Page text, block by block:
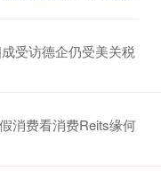
受访德企仍受美关税
消费看消费Reits缘何